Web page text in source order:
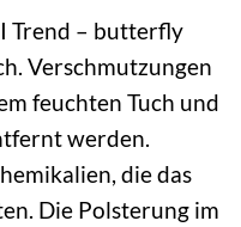
Trend – butterfly
Verschmutzungen
feuchten Tuch und
werden.
die das
Die Polsterung im